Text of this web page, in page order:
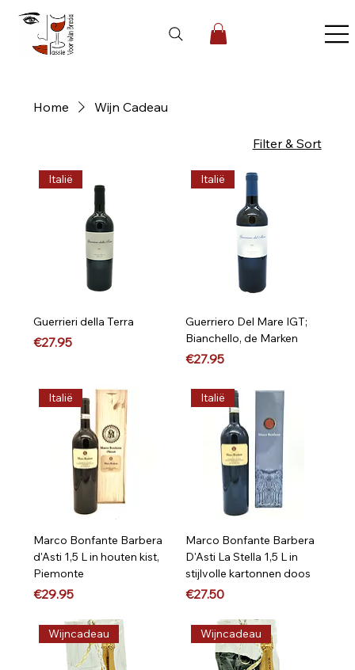
Home Wijn Cadeau
Filter & Sort
Italië
Guerrieri della Terra
Price
€27.95
Italië
Guerriero Del Mare IGT;
Bianchello, de Marken
Price
€27.95
Italië
Marco Bonfante Barbera
d'Asti 1,5 L in houten kist,
Piemonte
Price
€29.95
Italië
Marco Bonfante Barbera
D'Asti La Stella 1,5 L in
stijlvolle kartonnen doos
Price
€27.50
Wijncadeau Wijncadeau